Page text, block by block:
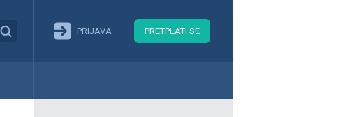
PRIJAVA PRETPLATI SE